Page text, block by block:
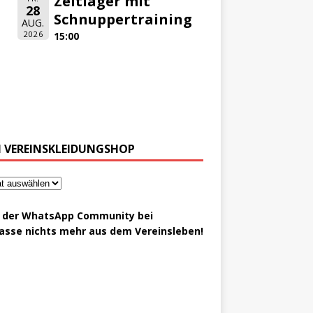
28
AUG.
2026
Schnuppertraining
15:00
WhatsApp Community bei
nichts mehr aus dem Vereinsleben!